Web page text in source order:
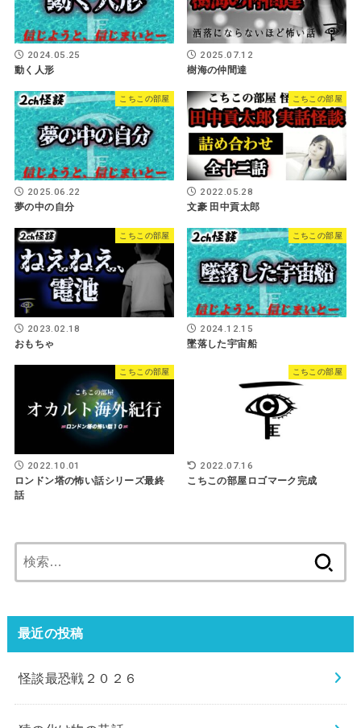
2024.05.25
動く人形
2025.07.12
樹海の仲間達
こちこの部屋
2025.06.22
夢の中の自分
こちこの部屋
2022.05.28
文豪 田中貢太郎
こちこの部屋
2023.02.18
おもちゃ
こちこの部屋
2024.12.15
墜落した宇宙船
こちこの部屋
2022.10.01
ロンドン塔の怖い話シリーズ最終
話
こちこの部屋
2022.07.16
こちこの部屋ロゴマーク完成
索:
最近の投稿
怪談最恐戦２０２６